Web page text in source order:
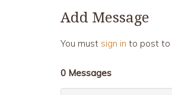
Add Message
You must sign in to post to
0 Messages